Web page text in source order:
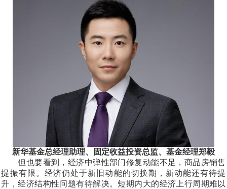
新华基金总经理助理、固定收益投资总监、基金经理郑毅
但也要看到，经济中弹性部门修复动能不足，商品房销售
提振有限。经济仍处于新旧动能的切换期，新动能还有待提
升，经济结构性问题有待解决。短期内大的经济上行周期难以